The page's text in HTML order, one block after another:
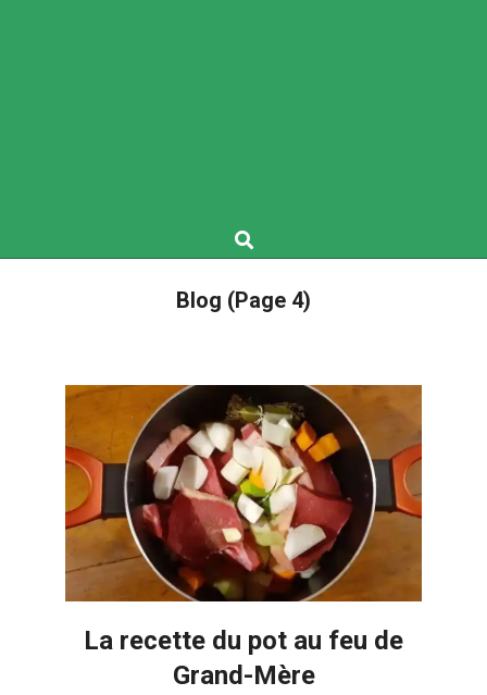
Search
Blog (Page 4)
La recette du pot au feu de
Grand-Mère